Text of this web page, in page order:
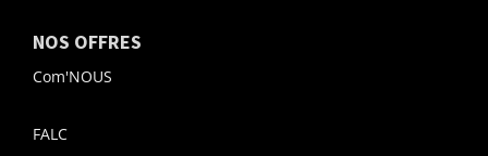
NOS OFFRES
Com'NOUS
FALC